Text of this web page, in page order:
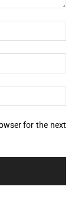
for the next